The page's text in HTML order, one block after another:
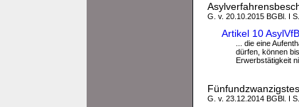
G. v. 20.10.2015 BGBl. I
Artikel 10
... die eine
dürfen, können
Erwerbstätigkeit
G. v. 23.12.2014 BGBl. I